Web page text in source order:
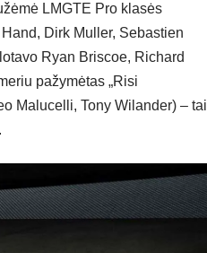
LMGTE Pro klasės
Dirk Muller, Sebastien
Ryan Briscoe, Richard
pažymėtas „Risi
Malucelli, Tony Wilander) – tai